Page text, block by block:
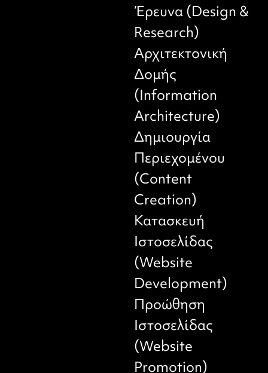
Έρευνα (Design &
Research)
Αρχιτεκτονική
Δομής
(Information
Architecture)
Δημιουργία
Περιεχομένου
(Content
Creation)
Κατασκευή
Ιστοσελίδας
(Website
Development)
Προώθηση
Ιστοσελίδας
(Website
Promotion)